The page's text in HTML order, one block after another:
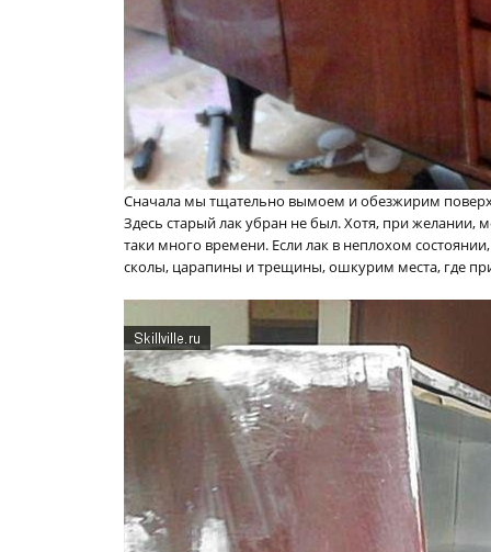
Сначала мы тщательно вымоем и обезжирим
Здесь старый лак убран не был. Хотя, при
таки много времени. Если лак в неплохом
сколы, царапины и трещины, ошкурим места, где